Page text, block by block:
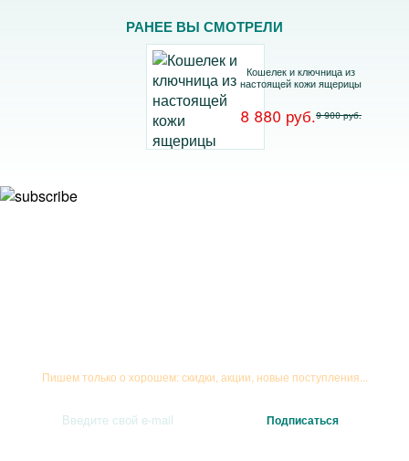
РАНЕЕ ВЫ СМОТРЕЛИ
Кошелек и ключница из
настоящей кожи ящерицы
8 880 руб.9 900 руб.
Пишем только о хорошем: скидки, акции, новые поступления...